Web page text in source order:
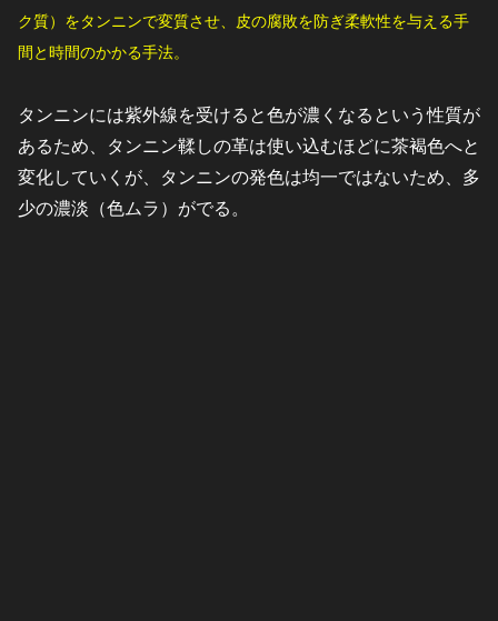
ク質）をタンニンで変質させ、皮の腐敗を防ぎ柔軟性を与える手
間と時間のかかる手法。
タンニンには紫外線を受けると色が濃くなるという性質が
あるため、タンニン鞣しの革は使い込むほどに茶褐色へと
変化していくが、タンニンの発色は均一ではないため、多
少の濃淡（色ムラ）がでる。